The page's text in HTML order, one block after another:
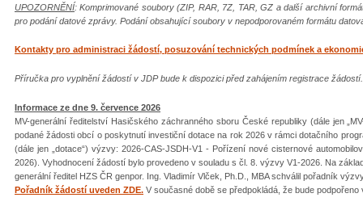
UPOZORNĚNÍ: Komprimované soubory (ZIP, RAR, 7Z, TAR, GZ a další archivní
pro podání datové zprávy. Podání obsahující soubory v nepodporovaném formátu
Kontakty pro administraci žádostí, posuzování technických podmínek a
Příručka pro vyplnění žádostí v JDP bude k dispozici před zahájením registrace žádostí.
Informace ze dne 9. července 2026
MV-generální ředitelství Hasičského záchranného sboru České republiky (dále jen
podané žádosti obcí o poskytnutí investiční dotace na rok 2026 v rámci dotačního
(dále jen „dotace“) výzvy: 2026-CAS-JSDH-V1 - Pořízení nové cisternové
2026). Vyhodnocení žádostí bylo provedeno v souladu s čl. 8. výzvy V1-2026. Na
generální ředitel HZS ČR genpor. Ing. Vladimír Vlček, Ph.D., MBA schválil pořadník
Pořadník žádostí uveden ZDE. V současné době se předpokládá, že bude